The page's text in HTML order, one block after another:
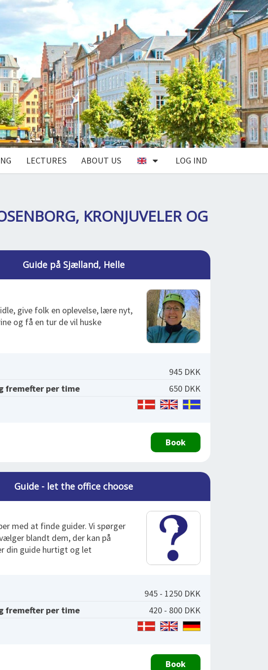
LECTURES ABOUT US LOG IND
KRONJUVELER OG
Guide på Sjælland, Helle
give folk en oplevelse, lære nyt,
og få en tur de vil huske
945 DKK
fremefter per time
650 DKK
Book
Guide - let the office choose
med at finde guider. Vi spørger
blandt dem, der kan på
din guide hurtigt og let
945 - 1250 DKK
fremefter per time
420 - 800 DKK
Book